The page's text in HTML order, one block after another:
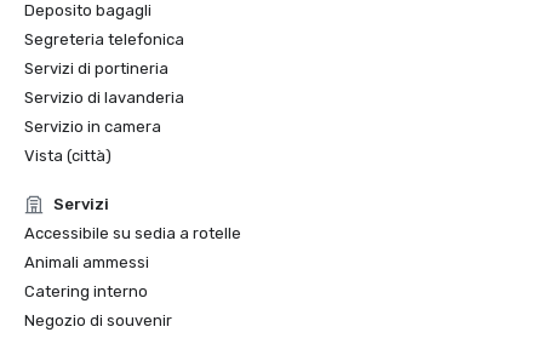
•	Haute Living San Francisco - San Francisco’s Palace
Hotel Celebrates 150 Years
2024
•	Travel + Leisure - Best Hotels in SF - Hotel with the Best
Amenities
Unforgettable Caviar Experiences
•	SF Gate – Best of the Bay Area – 5 Top Best Hotels
•	Travelers’ Choice Awards -  Best of the Best
•	Destination I Do – One of the 6 Best LGBTQ+ Wedding
Deposito bagagli
Segreteria telefonica
Servizi di portineria
Servizio di lavanderia
Servizio in camera
Vista (città)
Servizi
Accessibile su sedia a rotelle
Animali ammessi
Catering interno
Negozio di souvenir